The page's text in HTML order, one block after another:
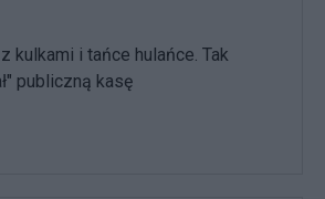
kulkami i tańce hulańce. Tak
publiczną kasę